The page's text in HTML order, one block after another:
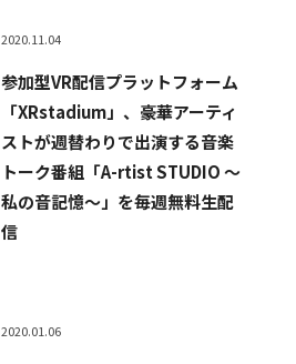
2020.11.04
参加型VR配信プラットフォーム
「XRstadium」、豪華アーティ
ストが週替わりで出演する音楽
トーク番組「A-rtist STUDIO 〜
私の音記憶〜」を毎週無料生配
信
2020.01.06